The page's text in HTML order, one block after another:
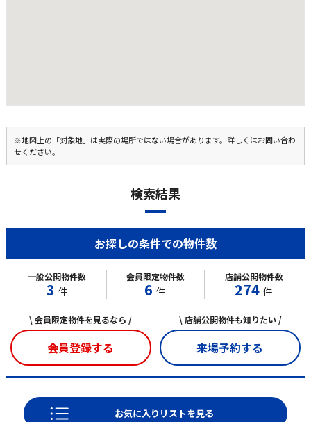
※地図上の「対象地」は実際の場所ではない場合があります。詳しくはお問い合わ
せください。
検索結果
お探しの条件での物件数
一般公開物件数
3 件
会員限定物件数
6 件
店舗公開物件数
274 件
\ 会員限定物件を見るなら /
会員登録する
\ 店舗公開物件も知りたい /
来場予約する
お気に入りリストを見る